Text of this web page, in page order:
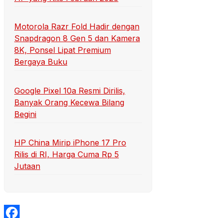
Motorola Razr Fold Hadir dengan
Snapdragon 8 Gen 5 dan Kamera
8K, Ponsel Lipat Premium
Bergaya Buku
Google Pixel 10a Resmi Dirilis,
Banyak Orang Kecewa Bilang
Begini
HP China Mirip iPhone 17 Pro
Rilis di RI, Harga Cuma Rp 5
Jutaan